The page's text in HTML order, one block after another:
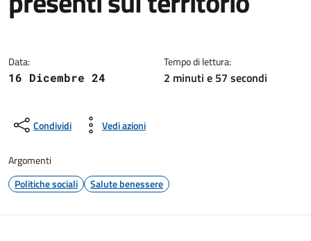
Data:
16 Dicembre 24
Tempo di lettura:
2 minuti e 57 secondi
Condividi Vedi azioni
Argomenti
Politiche sociali
Salute benessere